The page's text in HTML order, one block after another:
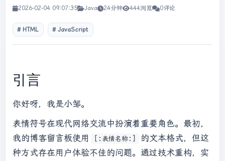
2026-02-04 09:07:35 Java 24分钟 444浏览 0评论
HTML JavaScript
引言
你好呀，我是小邹。
表情符号在现代网络交流中扮演着重要角色。最初，
我的博客留言板使用
[:表情名称:]
的文本格式，但这
种方式存在用户体验不佳的问题。通过技术重构，实